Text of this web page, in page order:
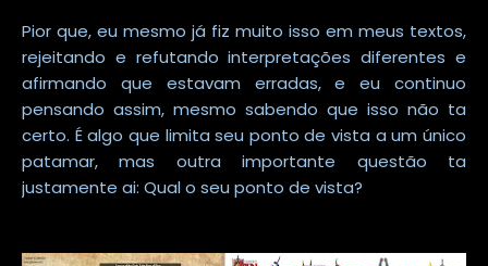
Pior que, eu mesmo já fiz muito isso em meus textos,
rejeitando e refutando interpretações diferentes e
afirmando que estavam erradas, e eu continuo
pensando assim, mesmo sabendo que isso não ta
certo. É algo que limita seu ponto de vista a um único
patamar, mas outra importante questão ta
justamente ai: Qual o seu ponto de vista?